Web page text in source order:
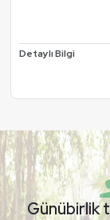
Detaylı Bilgi
Günübirlik